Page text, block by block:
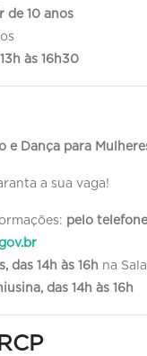
de 10 anos
às 16h30
e Dança para
a sua vaga!
pelo
das 14h às 16h na
das 14h às 16h